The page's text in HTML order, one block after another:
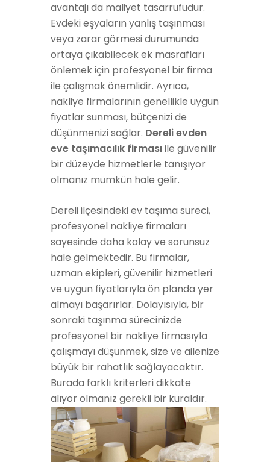
avantajı da maliyet tasarrufudur.
Evdeki eşyaların yanlış taşınması
veya zarar görmesi durumunda
ortaya çıkabilecek ek masrafları
önlemek için profesyonel bir firma
ile çalışmak önemlidir. Ayrıca,
nakliye firmalarının genellikle uygun
fiyatlar sunması, bütçenizi de
düşünmenizi sağlar. Dereli evden
eve taşımacılık firmasıile güvenilir
bir düzeyde hizmetlerle tanışıyor
olmanız mümkün hale gelir.
Dereli ilçesindeki ev taşıma süreci,
profesyonel nakliye firmaları
sayesinde daha kolay ve sorunsuz
hale gelmektedir. Bu firmalar,
uzman ekipleri, güvenilir hizmetleri
ve uygun fiyatlarıyla ön planda yer
almayı başarırlar. Dolayısıyla, bir
sonraki taşınma sürecinizde
profesyonel bir nakliye firmasıyla
çalışmayı düşünmek, size ve ailenize
büyük bir rahatlık sağlayacaktır.
Burada farklı kriterleri dikkate
alıyor olmanız gerekli bir kuraldır.